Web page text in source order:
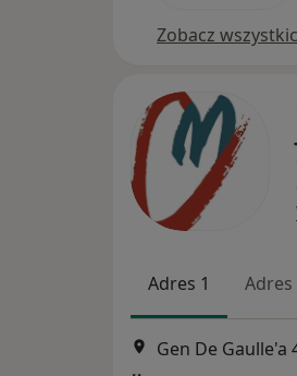
Zobacz
Adres 1 Adres
Gen De Gaulle'a